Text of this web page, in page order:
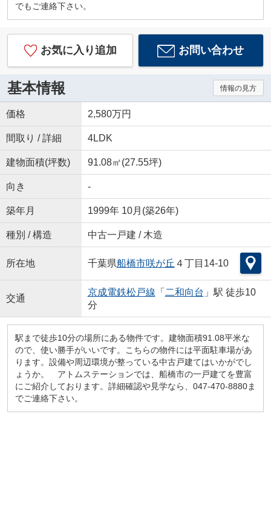
でもご連絡下さい。
お気に入り追加 お問い合わせ
基本情報 情報の見方
価格 2,580万円
間取り / 詳細 4LDK
建物面積(坪数) 91.08㎡(27.55坪)
向き -
築年月 1999年 10月(築26年)
種別 / 構造 中古一戸建 / 木造
所在地 千葉県船橋市咲が丘 ４丁目14-10
交通
京成電鉄松戸線 「 二和向台 」駅 徒歩10
分
駅まで徒歩10分の場所にある物件です。建物面積91.08平米な
ので、使い勝手がいいです。こちらの物件には平面駐車場があ
ります。設備や周辺環境が整っている中古戸建てはいかがでし
ょうか。 アトムステーションでは、船橋市の一戸建てを豊富
にご紹介しております。詳細確認や見学なら、047-470-8880ま
でご連絡下さい。